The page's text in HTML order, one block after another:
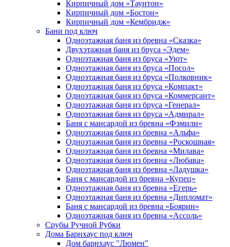
Кирпичный дом «Таунтон»
Кирпичный дом «Бостон»
Кирпичный дом «Кембридж»
Бани под ключ
Одноэтажная баня из бревна «Сказка»
Двухэтажная баня из бруса «Эдем»
Одноэтажная баня из бруса «Уют»
Одноэтажная баня из бруса «Посол»
Одноэтажная баня из бруса «Полковник»
Одноэтажная баня из бруса «Компакт»
Одноэтажная баня из бруса «Коммерсант»
Одноэтажная баня из бруса «Генерал»
Одноэтажная баня из бруса «Адмирал»
Баня с мансардой из бревна «Фэмили»
Одноэтажная баня из бревна «Альфа»
Одноэтажная баня из бревна «Роскошная»
Одноэтажная баня из бревна «Милава»
Одноэтажная баня из бревна «Любава»
Одноэтажная баня из бревна «Ладушка»
Баня с мансардой из бревна «Купец»
Одноэтажная баня из бревна «Егерь»
Одноэтажная баня из бревна «Дипломат»
Баня с мансардой из бревна «Боярин»
Одноэтажная баня из бревна «Ассоль»
Срубы Ручной Рубки
Дома Барнхаус под ключ
Дом барнхаус "Люмен"